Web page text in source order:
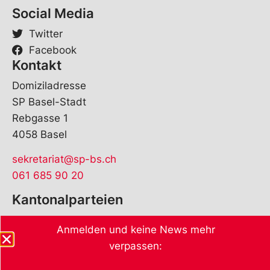
Social Media
Twitter
Facebook
Kontakt
Domiziladresse
SP Basel-Stadt
Rebgasse 1
4058 Basel
sekretariat@sp-bs.ch
061 685 90 20
Kantonalparteien
Anmelden und keine News mehr
verpassen: